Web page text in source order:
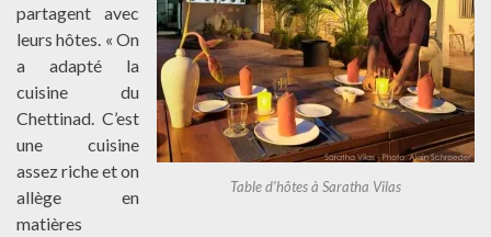
Table d’hôtes à Saratha Vilas
partagent avec
leurs hôtes. « On
a adapté la
cuisine du
Chettinad. C’est
une cuisine
assez riche et on
allège en
matières